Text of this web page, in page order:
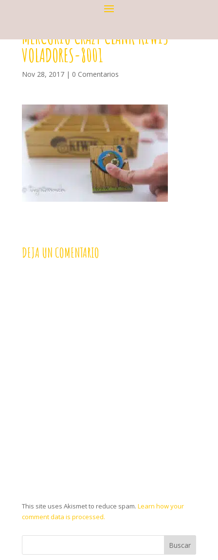
MERCURIO CRAZY CLANK KIWIS
VOLADORES-8001
Nov 28, 2017| 0 Comentarios
DEJA UN COMENTARIO
This site uses Akismet to reduce spam. Learn how your
comment data is processed.